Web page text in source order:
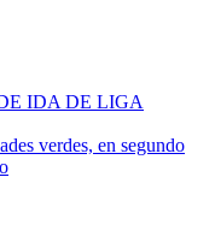
IDA DE LIGA
verdes, en segundo